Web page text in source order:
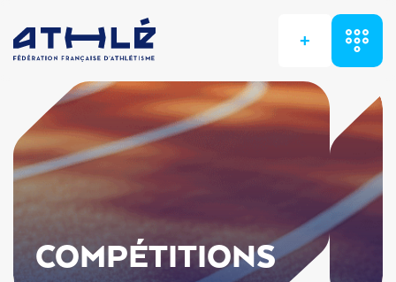
+
COMPÉTITIONS